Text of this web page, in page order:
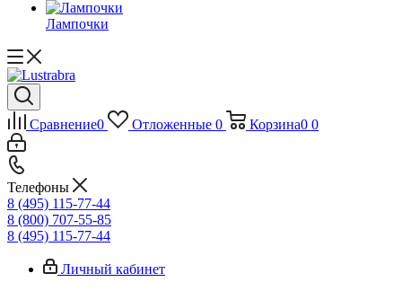
Лампочки
Сравнение0 Отложенные 0 Корзина0 0
Телефоны
8 (495) 115-77-44
8 (800) 707-55-85
8 (495) 115-77-44
Личный кабинет